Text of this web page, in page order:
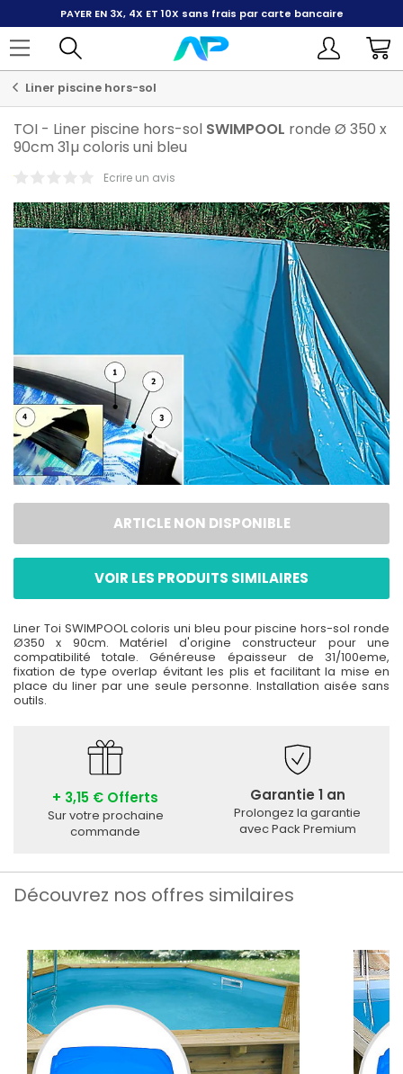
PAYER EN 3X, 4X ET 10X sans frais par carte bancaire
Liner piscine hors-sol
TOI - Liner piscine hors-sol SWIMPOOL ronde Ø 350 x
90cm 31µ coloris uni bleu
Ecrire un avis
ARTICLE NON DISPONIBLE
VOIR LES PRODUITS SIMILAIRES
Liner Toi SWIMPOOL coloris uni bleu pour piscine hors-sol ronde
Ø350 x 90cm. Matériel d'origine constructeur pour une
compatibilité totale. Généreuse épaisseur de 31/100eme,
fixation de type overlap évitant les plis et facilitant la mise en
place du liner par une seule personne. Installation aisée sans
outils.
+ 3,15 € Offerts
Sur votre prochaine
commande
Garantie 1 an
Prolongez la garantie
avec Pack Premium
Découvrez nos offres similaires